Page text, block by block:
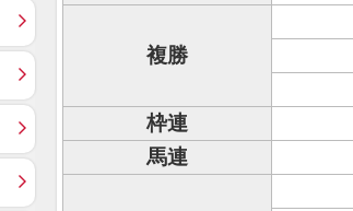
複勝
枠連
馬連